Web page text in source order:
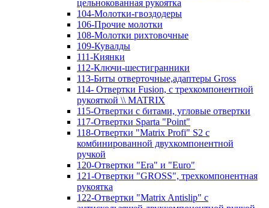
цельнокованная рукоятка
104-Молотки-гвоздодеры
106-Прочие молотки
108-Молотки рихтовочные
109-Кувалды
111-Киянки
112-Ключи-шестигранники
113-Биты отверточные,адаптеры Gross
114- Отвертки Fusion, c трехкомпонентной
рукояткой \\ MATRIX
115-Отвертки с битами, угловые отвертки
117-Отвертки Sparta "Point"
118-Отвертки "Matrix Profi" S2 с
комбинированной двухкомпонентной
ручкой
120-Отвертки "Era" и "Euro"
121-Отвертки "GROSS", трехкомпонентная
рукоятка
122-Отвертки "Matrix Antislip" с